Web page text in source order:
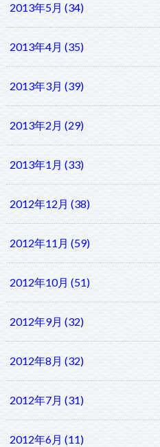
2013年5月 (34)
2013年4月 (35)
2013年3月 (39)
2013年2月 (29)
2013年1月 (33)
2012年12月 (38)
2012年11月 (59)
2012年10月 (51)
2012年9月 (32)
2012年8月 (32)
2012年7月 (31)
2012年6月 (11)